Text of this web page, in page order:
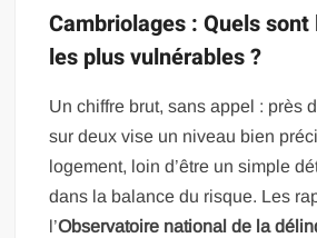
Cambriolages : Quels
les plus vulnérables ?
Un chiffre brut, sans appel : près
sur deux vise un niveau bien
logement, loin d’être un simple
dans la balance du risque. Les
l’Observatoire national de la